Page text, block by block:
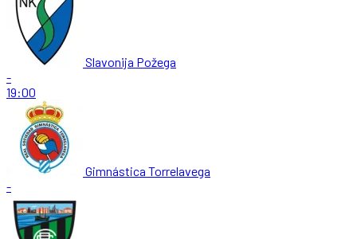
Slavonija Požega
-
19:00
Gimnástica Torrelavega
-